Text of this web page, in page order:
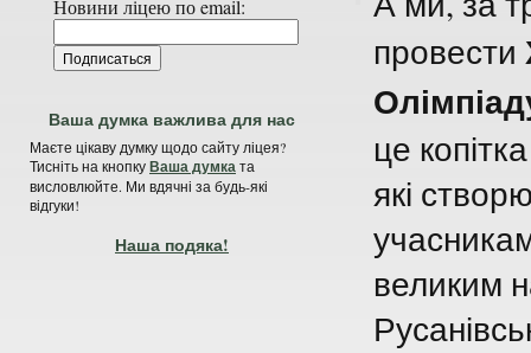
Новини ліцею по email:
Ваша думка важлива для нас
Маєте цікаву думку щодо сайту ліцея?
Тисніть на кнопкуВаша думката
висловлюйте. Ми вдячні за будь-які
відгуки!
Наша подяка!
провести
це
які
великим